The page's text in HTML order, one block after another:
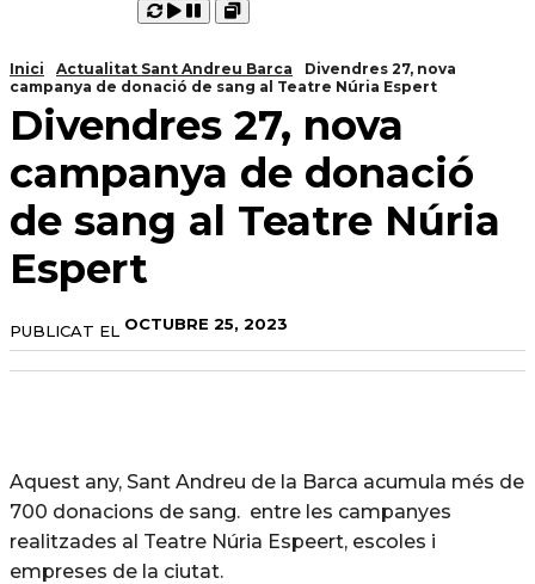
Carregant
Reproduir
Pausar
Open
Inici Actualitat Sant Andreu Barca
Divendres 27, nova
campanya de donació de sang al Teatre Núria Espert
Divendres 27, nova
campanya de donació
de sang al Teatre Núria
Espert
PUBLICAT EL OCTUBRE 25, 2023
Aquest any, Sant Andreu de la Barca acumula més de
700 donacions de sang. entre les campanyes
realitzades al Teatre Núria Espeert, escoles i
empreses de la ciutat.